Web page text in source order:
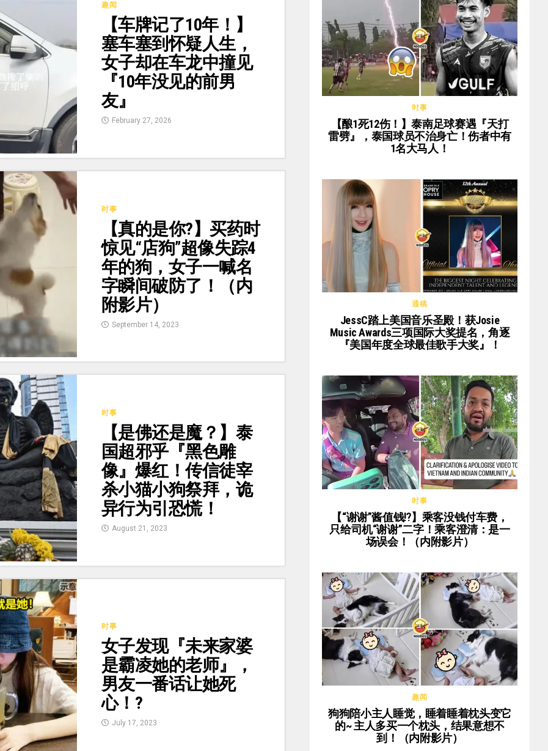
趣闻
【车牌记了10年！】
塞车塞到怀疑人生，
女子却在车龙中撞见
『10年没见的前男
友』
February 27, 2026
时事
【真的是你?】买药时
惊见“店狗”超像失踪4
年的狗，女子一喊名
字瞬间破防了！（内
附影片）
September 14, 2023
时事
【是佛还是魔？】泰
国超邪乎『黑色雕
像』爆红！传信徒宰
杀小猫小狗祭拜，诡
异行为引恐慌！
August 21, 2023
时事
女子发现『未来家婆
是霸凌她的老师』，
男友一番话让她死
心！?
July 17, 2023
时事
【酿1死12伤！】泰南足球赛遇『天打
雷劈』，泰国球员不治身亡！伤者中有
1名大马人！
通稿
JessC踏上美国音乐圣殿！获Josie
Music Awards三项国际大奖提名，角逐
『美国年度全球最佳歌手大奖』！
时事
【“谢谢”酱值钱⁉️】乘客没钱付车费，
只给司机“谢谢”二字！乘客澄清：是一
场误会！（内附影片）
趣闻
狗狗陪小主人睡觉，睡着睡着枕头变它
的~ 主人多买一个枕头，结果意想不
到！（内附影片）